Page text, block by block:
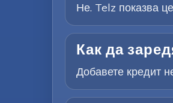
Не. Telz показва
Как да
Добавете кредит